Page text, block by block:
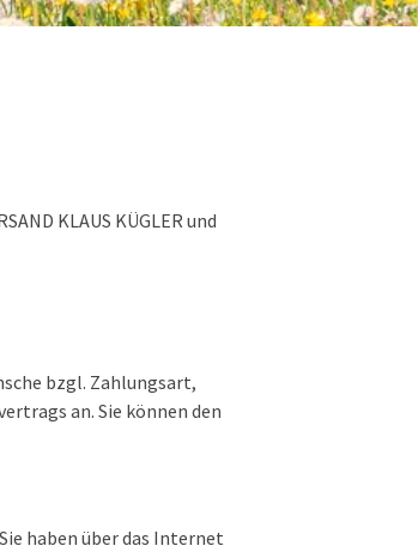
KLAUS KÜGLER und
bzgl. Zahlungsart,
an. Sie können den
haben über das Internet